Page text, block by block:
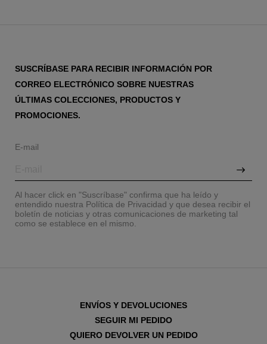
SUSCRÍBASE PARA RECIBIR INFORMACIÓN POR
CORREO ELECTRÓNICO SOBRE NUESTRAS
ÚLTIMAS COLECCIONES, PRODUCTOS Y
PROMOCIONES.
E-mail
Al hacer click en "Suscríbase" confirma que ha leído y
entendido nuestra Política de Privacidad y que desea recibir el
boletín de noticias y otras comunicaciones de marketing tal
como se establece en el mismo.
ENVÍOS Y DEVOLUCIONES
SEGUIR MI PEDIDO
QUIERO DEVOLVER UN PEDIDO